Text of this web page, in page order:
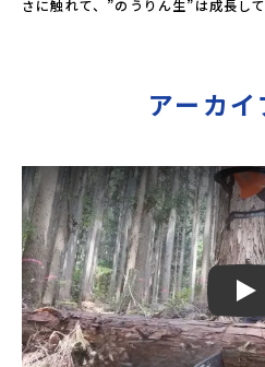
さに触れて、”のうりん生”は成長して
アーカ